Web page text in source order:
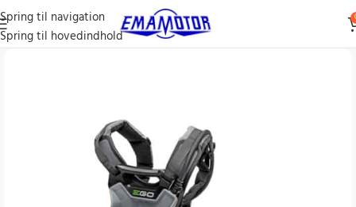
Spring til navigation
Spring til hovedindhold